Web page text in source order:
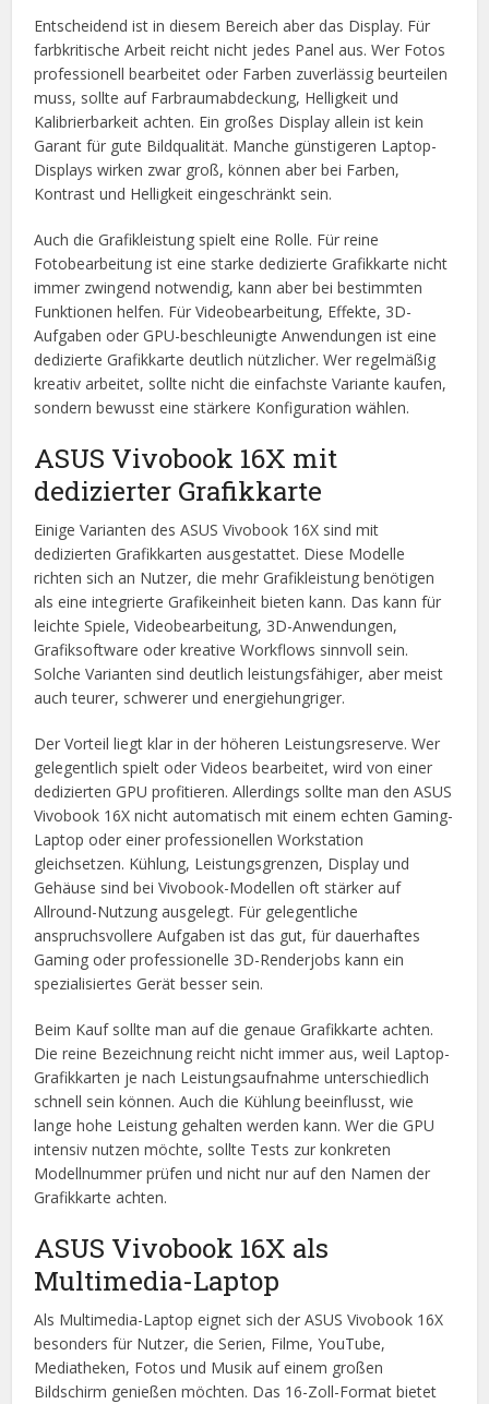
Entscheidend ist in diesem Bereich aber das Display. Für
farbkritische Arbeit reicht nicht jedes Panel aus. Wer Fotos
professionell bearbeitet oder Farben zuverlässig beurteilen
muss, sollte auf Farbraumabdeckung, Helligkeit und
Kalibrierbarkeit achten. Ein großes Display allein ist kein
Garant für gute Bildqualität. Manche günstigeren Laptop-
Displays wirken zwar groß, können aber bei Farben,
Kontrast und Helligkeit eingeschränkt sein.
Auch die Grafikleistung spielt eine Rolle. Für reine
Fotobearbeitung ist eine starke dedizierte Grafikkarte nicht
immer zwingend notwendig, kann aber bei bestimmten
Funktionen helfen. Für Videobearbeitung, Effekte, 3D-
Aufgaben oder GPU-beschleunigte Anwendungen ist eine
dedizierte Grafikkarte deutlich nützlicher. Wer regelmäßig
kreativ arbeitet, sollte nicht die einfachste Variante kaufen,
sondern bewusst eine stärkere Konfiguration wählen.
ASUS Vivobook 16X mit
dedizierter Grafikkarte
Einige Varianten des ASUS Vivobook 16X sind mit
dedizierten Grafikkarten ausgestattet. Diese Modelle
richten sich an Nutzer, die mehr Grafikleistung benötigen
als eine integrierte Grafikeinheit bieten kann. Das kann für
leichte Spiele, Videobearbeitung, 3D-Anwendungen,
Grafiksoftware oder kreative Workflows sinnvoll sein.
Solche Varianten sind deutlich leistungsfähiger, aber meist
auch teurer, schwerer und energiehungriger.
Der Vorteil liegt klar in der höheren Leistungsreserve. Wer
gelegentlich spielt oder Videos bearbeitet, wird von einer
dedizierten GPU profitieren. Allerdings sollte man den ASUS
Vivobook 16X nicht automatisch mit einem echten Gaming-
Laptop oder einer professionellen Workstation
gleichsetzen. Kühlung, Leistungsgrenzen, Display und
Gehäuse sind bei Vivobook-Modellen oft stärker auf
Allround-Nutzung ausgelegt. Für gelegentliche
anspruchsvollere Aufgaben ist das gut, für dauerhaftes
Gaming oder professionelle 3D-Renderjobs kann ein
spezialisiertes Gerät besser sein.
Beim Kauf sollte man auf die genaue Grafikkarte achten.
Die reine Bezeichnung reicht nicht immer aus, weil Laptop-
Grafikkarten je nach Leistungsaufnahme unterschiedlich
schnell sein können. Auch die Kühlung beeinflusst, wie
lange hohe Leistung gehalten werden kann. Wer die GPU
intensiv nutzen möchte, sollte Tests zur konkreten
Modellnummer prüfen und nicht nur auf den Namen der
Grafikkarte achten.
ASUS Vivobook 16X als
Multimedia-Laptop
Als Multimedia-Laptop eignet sich der ASUS Vivobook 16X
besonders für Nutzer, die Serien, Filme, YouTube,
Mediatheken, Fotos und Musik auf einem großen
Bildschirm genießen möchten. Das 16-Zoll-Format bietet